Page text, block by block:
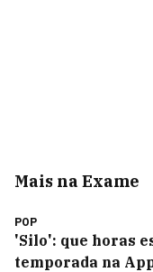
Mais na Exame
POP
'Silo': que horas
temporada na